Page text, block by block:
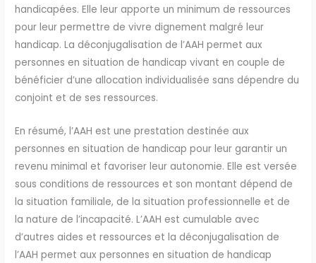
handicapées. Elle leur apporte un minimum de ressources
pour leur permettre de vivre dignement malgré leur
handicap. La déconjugalisation de l’AAH permet aux
personnes en situation de handicap vivant en couple de
bénéficier d’une allocation individualisée sans dépendre du
conjoint et de ses ressources.
En résumé, l’AAH est une prestation destinée aux
personnes en situation de handicap pour leur garantir un
revenu minimal et favoriser leur autonomie. Elle est versée
sous conditions de ressources et son montant dépend de
la situation familiale, de la situation professionnelle et de
la nature de l’incapacité. L’AAH est cumulable avec
d’autres aides et ressources et la déconjugalisation de
l’AAH permet aux personnes en situation de handicap